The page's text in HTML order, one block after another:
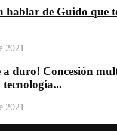
hablar de Guido que
2021
a duro! Concesión
2021